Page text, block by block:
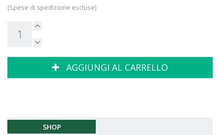
(Spese di spedizione escluse)
AGGIUNGI AL CARRELLO
SHOP